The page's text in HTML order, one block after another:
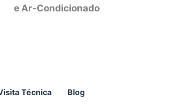
e Ar-Condicionado
Técnica Blog